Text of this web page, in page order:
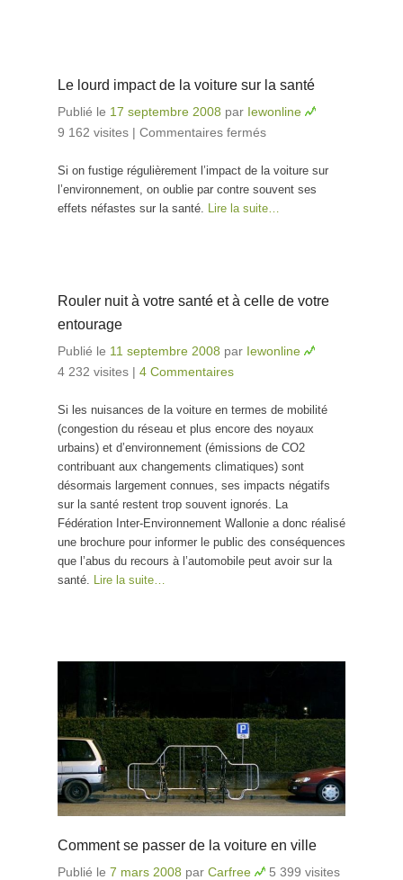
Le lourd impact de la voiture sur la santé
Publié le 17 septembre 2008 par Iewonline
9 162 visites | Commentaires fermés
voiture sur la
santé
Si on fustige régulièrement l’impact de la voiture sur
l’environnement, on oublie par contre souvent ses
effets néfastes sur la santé. Lire la suite…
Rouler nuit à votre santé et à celle de votre
entourage
Publié le 11 septembre 2008 par Iewonline
4 232 visites | 4 Commentaires
Si les nuisances de la voiture en termes de mobilité
(congestion du réseau et plus encore des noyaux
urbains) et d’environnement (émissions de CO2
contribuant aux changements climatiques) sont
désormais largement connues, ses impacts négatifs
sur la santé restent trop souvent ignorés. La
Fédération Inter-Environnement Wallonie a donc réalisé
une brochure pour informer le public des conséquences
que l’abus du recours à l’automobile peut avoir sur la
santé. Lire la suite…
Comment se passer de la voiture en ville
Publié le 7 mars 2008 par Carfree 5 399 visites